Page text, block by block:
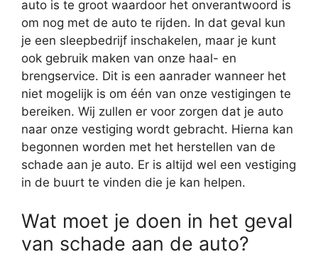
auto is te groot waardoor het onverantwoord is
om nog met de auto te rijden. In dat geval kun
je een sleepbedrijf inschakelen, maar je kunt
ook gebruik maken van onze haal- en
brengservice. Dit is een aanrader wanneer het
niet mogelijk is om één van onze vestigingen te
bereiken. Wij zullen er voor zorgen dat je auto
naar onze vestiging wordt gebracht. Hierna kan
begonnen worden met het herstellen van de
schade aan je auto. Er is altijd wel een vestiging
in de buurt te vinden die je kan helpen.
Wat moet je doen in het geval
van schade aan de auto?